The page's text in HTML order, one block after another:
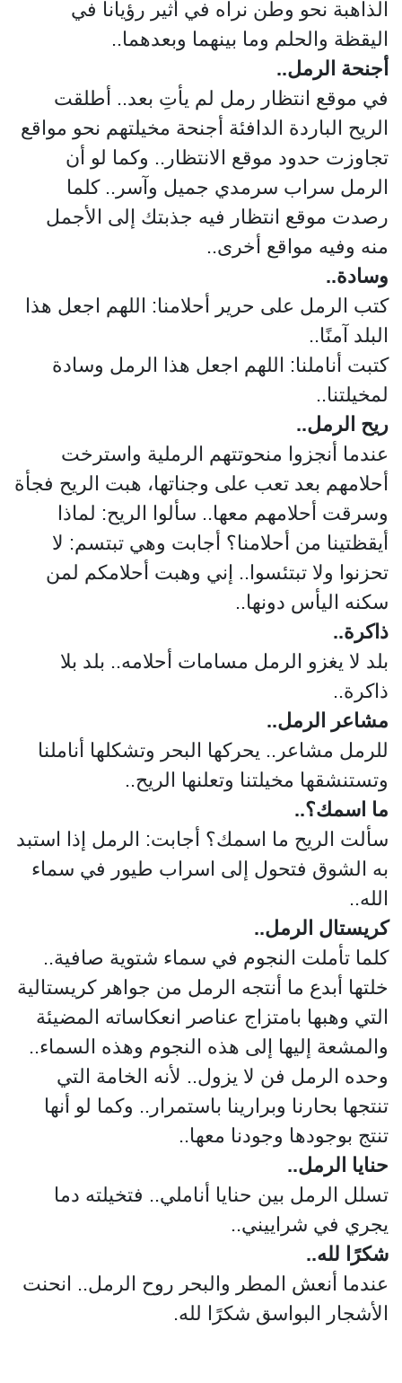
الذاهبة نحو وطن نراه في أثير رؤيانا في
اليقظة والحلم وما بينهما وبعدهما..
أجنحة الرمل..
في موقع انتظار رمل لم يأتِ بعد.. أطلقت
الريح الباردة الدافئة أجنحة مخيلتهم نحو مواقع
تجاوزت حدود موقع الانتظار.. وكما لو أن
الرمل سراب سرمدي جميل وآسر.. كلما
رصدت موقع انتظار فيه جذبتك إلى الأجمل
منه وفيه مواقع أخرى..
وسادة..
كتب الرمل على حرير أحلامنا: اللهم اجعل هذا
البلد آمنًا..
كتبت أناملنا: اللهم اجعل هذا الرمل وسادة
لمخيلتنا..
ريح الرمل..
عندما أنجزوا منحوتتهم الرملية واسترخت
أحلامهم بعد تعب على وجناتها، هبت الريح فجأة
وسرقت أحلامهم معها.. سألوا الريح: لماذا
أيقظتينا من أحلامنا؟ أجابت وهي تبتسم: لا
تحزنوا ولا تبتئسوا.. إني وهبت أحلامكم لمن
سكنه اليأس دونها..
ذاكرة..
بلد لا يغزو الرمل مسامات أحلامه.. بلد بلا
ذاكرة..
مشاعر الرمل..
للرمل مشاعر.. يحركها البحر وتشكلها أناملنا
وتستنشقها مخيلتنا وتعلنها الريح..
ما اسمك؟..
سألت الريح ما اسمك؟ أجابت: الرمل إذا استبد
به الشوق فتحول إلى اسراب طيور في سماء
الله..
كريستال الرمل..
كلما تأملت النجوم في سماء شتوية صافية..
خلتها أبدع ما أنتجه الرمل من جواهر كريستالية
التي وهبها بامتزاج عناصر انعكاساته المضيئة
والمشعة إليها إلى هذه النجوم وهذه السماء..
وحده الرمل فن لا يزول.. لأنه الخامة التي
تنتجها بحارنا وبرارينا باستمرار.. وكما لو أنها
تنتج بوجودها وجودنا معها..
حنايا الرمل..
تسلل الرمل بين حنايا أناملي.. فتخيلته دما
يجري في شراييني..
شكرًا لله..
عندما أنعش المطر والبحر روح الرمل.. انحنت
الأشجار البواسق شكرًا لله.